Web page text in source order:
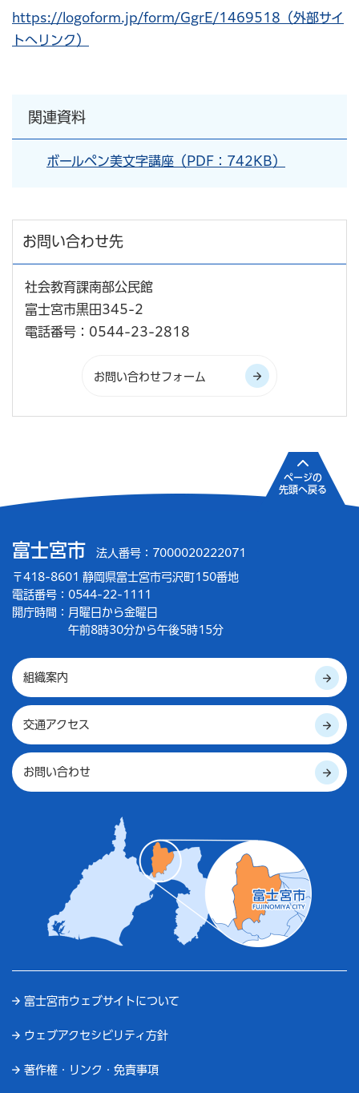
https://logoform.jp/form/GgrE/1469518（外部サイ
トへリンク）
関連資料
ボールペン美文字講座（PDF：742KB）
お問い合わせ先
社会教育課南部公民館
富士宮市黒田345-2
電話番号：0544-23-2818
富士宮市 法人番号：7000020222071
〒418-8601 静岡県富士宮市弓沢町150番地
電話番号：0544-22-1111
開庁時間： 月曜日から金曜日
午前8時30分から午後5時15分
組織案内
交通アクセス
お問い合わせ
富士宮市ウェブサイトについて
ウェブアクセシビリティ方針
著作権・リンク・免責事項
ページの
先頭へ戻る